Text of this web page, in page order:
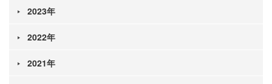
2023年
2022年
2021年